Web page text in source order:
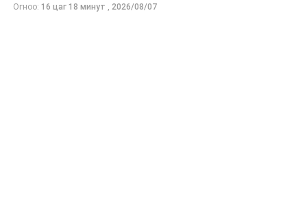
эрүүгийн хэрэг үүсгэн яллагдагчаар татаж,
Огноо: 16 цаг 18 минут , 2026/08/07